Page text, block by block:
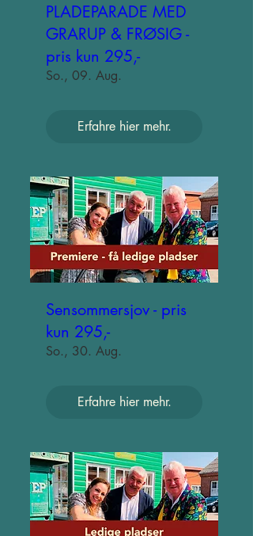
PLADEPARADE MED
GRARUP & FRØSIG -
pris kun 295,-
So., 09. Aug.
Erfahre hier mehr.
Sensommersjov - pris
kun 295,-
So., 30. Aug.
Erfahre hier mehr.